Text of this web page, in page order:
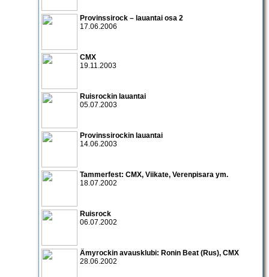
Provinssirock – lauantai osa 2
17.06.2006
CMX
19.11.2003
Ruisrockin lauantai
05.07.2003
Provinssirockin lauantai
14.06.2003
Tammerfest: CMX, Viikate, Verenpisara ym.
18.07.2002
Ruisrock
06.07.2002
Ämyrockin avausklubi: Ronin Beat (Rus), CMX
28.06.2002